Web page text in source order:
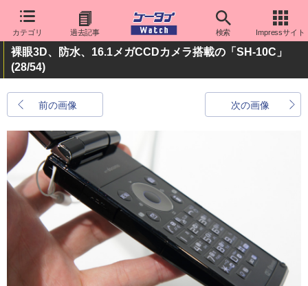
カテゴリ 過去記事 検索 Impressサイト
裸眼3D、防水、16.1メガCCDカメラ搭載の「SH-10C」
(28/54)
前の画像 次の画像